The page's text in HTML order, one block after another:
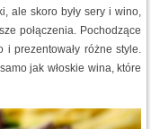
ale skoro były sery i wino,
połączenia. Pochodzące
prezentowały różne style.
jak włoskie wina, które